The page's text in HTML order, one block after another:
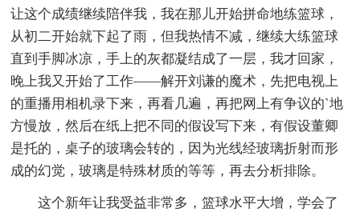
让这个成绩继续陪伴我，我在那儿开始拼命地练篮球，
从初二开始就下起了雨，但我热情不减，继续大练篮球
直到手脚冰凉，手上的灰都凝结成了一层，我才回家，
晚上我又开始了工作——解开刘谦的魔术，先把电视上
的重播用相机录下来，再看几遍，再把网上有争议的`地
方慢放，然后在纸上把不同的假设写下来，有假设董卿
是托的，桌子的玻璃会转的，因为光线经玻璃折射而形
成的幻觉，玻璃是特殊材质的等等，再去分析排除。
这个新年让我受益非常多，篮球水平大增，学会了